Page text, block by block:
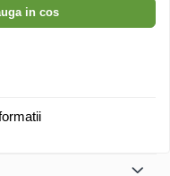
in cos